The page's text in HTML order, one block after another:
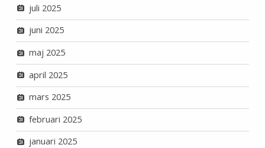
juli 2025
juni 2025
maj 2025
april 2025
mars 2025
februari 2025
januari 2025